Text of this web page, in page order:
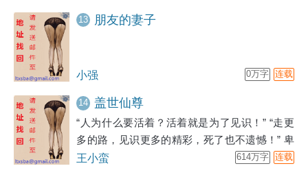
样的江湖
13 朋友的妻子
小强 连载
0万字
14 盖世仙尊
“人为什么要活着？活着就是为了见识！” “走更
多的路，见识更多的精彩，死了也不遗憾！” 卑
鄙无耻的小男生丁浩，带着他的初衷，走上了一
王小蛮 连载
614万字